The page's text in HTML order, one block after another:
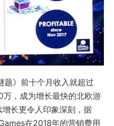
题》前十个月收入就超过
，成为增长最快的北欧游
长更令人印象深刻，据
在2018年的营销费用